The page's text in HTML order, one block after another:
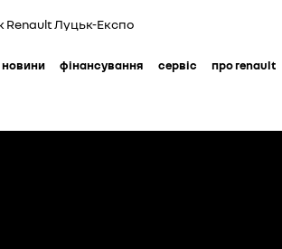
Renault Луцьк-Експо
новини фінансування сервіс про renault